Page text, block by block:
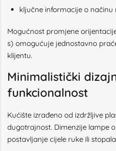
ključne informacije o načinu
Mogućnost promjene
s) omogućuje jednostavno
klijentu.
Minimalistički
funkcionalnost
Kućište izrađeno od izdržljive
dugotrajnost. Dimenzije lampe
postavljanje cijele ruke ili